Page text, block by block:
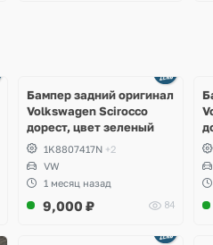
Бампер задний оригинал
Volkswagen Scirocco
дорест, цвет зеленый
1K8807417N +2
VW
1 месяц назад
9,000 ₽ 84